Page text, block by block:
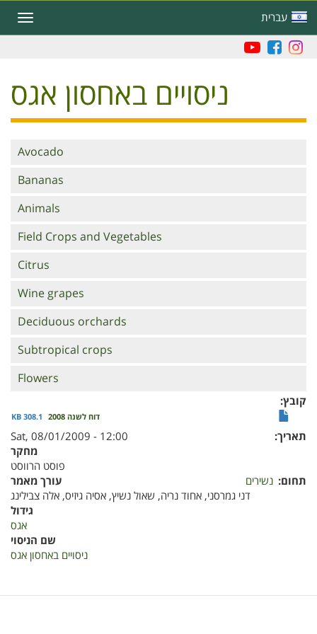
main
עברית
Toggle
navigation
ניסויים באחסון אגס
Branches
Avocado
Bananas
Animals
Field Crops and Vegetables
Citrus
Wine grapes
Deciduous orchards
Subtropical crops
Flowers
קובץ
דוח לשנה 2008 308.1 KB
תאריך Sat, 08/01/2009 - 12:00
מחקר
פוסט הרווסט
תחום נשירים עורך מאמר
דני גמרסני, אחוד נריה, שאול נשיץ, אסיה גיזיס, אלה צבילינג
גידול
אגס
שם הניסוי
ניסויים באחסון אגס